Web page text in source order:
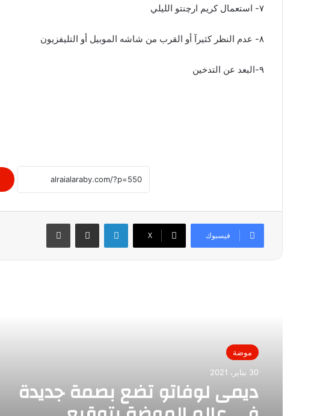
٧- استعمال كريم ارچنتو الليلي
٨- عدم النظر كثيرآ أو القرب من شاشه الموبيل أو التليفزيون
٩-البعد عن التدخين
فيسبوك X
لينكدإن مشاركة عبر البريد طباعة
موضة
30 يناير، 2021
ديمى لوفاتو تضع بصمة جديدة